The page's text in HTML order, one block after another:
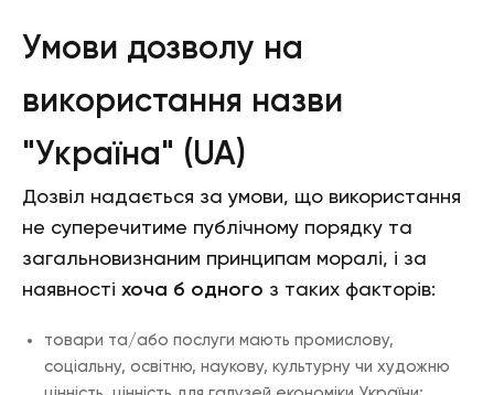
Умови дозволу на
використання назви
"Україна" (UA)
Дозвіл надається за умови, що використання
не суперечитиме публічному порядку та
загальновизнаним принципам моралі, і за
наявності хоча б одного з таких факторів:
товари та/або послуги мають промислову,
соціальну, освітню, наукову, культурну чи художню